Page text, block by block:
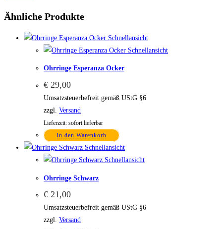
Ähnliche Produkte
Schnellansicht
Schnellansicht
Ohrringe Esperanza Ocker
€ 29,00
Umsatzsteuerbefreit gemäß UStG §6
zzgl. Versand
Lieferzeit: sofort lieferbar
In den Warenkorb
Schnellansicht
Schnellansicht
Ohrringe Schwarz
€ 21,00
Umsatzsteuerbefreit gemäß UStG §6
zzgl. Versand